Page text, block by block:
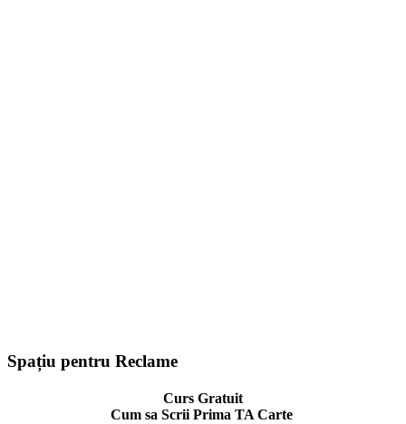
Spațiu pentru Reclame
Curs Gratuit
Cum sa Scrii Prima TA Carte